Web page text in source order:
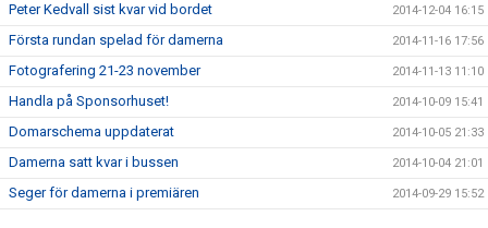
Peter Kedvall sist kvar vid bordet 2014-12-04 16:15
Första rundan spelad för damerna 2014-11-16 17:56
Fotografering 21-23 november 2014-11-13 11:10
Handla på Sponsorhuset! 2014-10-09 15:41
Domarschema uppdaterat 2014-10-05 21:33
Damerna satt kvar i bussen 2014-10-04 21:01
Seger för damerna i premiären 2014-09-29 15:52